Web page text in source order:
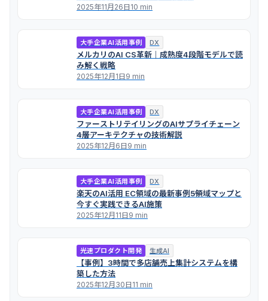
2025年11月26日10 min
大手企業AI活用事例 DX
メルカリのAI CS革新｜成熟度4段階モデルで読
み解く戦略
2025年12月1日9 min
大手企業AI活用事例 DX
ファーストリテイリングのAIサプライチェーン
――4層アーキテクチャの技術解説
2025年12月6日9 min
大手企業AI活用事例 DX
楽天のAI活用 EC領域の最新事例――5領域マップと
今すぐ実践できるAI施策
2025年12月11日9 min
光速プロダクト開発 生成AI
【事例】3時間で多店舗売上集計システムを構
築した方法
2025年12月30日11 min